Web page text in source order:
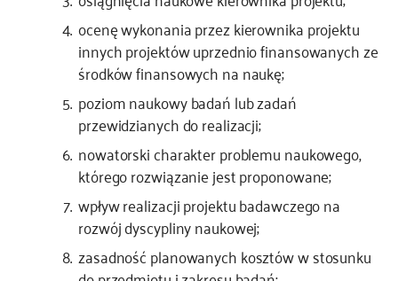
ocenę wykonania przez kierownika projektu
innych projektów uprzednio finansowanych ze
środków finansowych na naukę;
poziom naukowy badań lub zadań
przewidzianych do realizacji;
nowatorski charakter problemu naukowego,
którego rozwiązanie jest proponowane;
wpływ realizacji projektu badawczego na
rozwój dyscypliny naukowej;
zasadność planowanych kosztów w stosunku